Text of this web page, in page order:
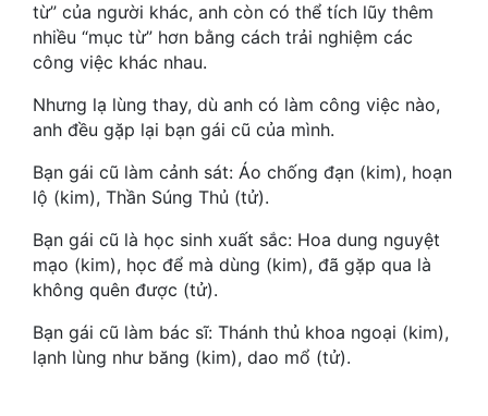
Hệ Thống
Học Đường
Khoa Huyễn
Kinh Dị
Kiếm Hiệp
Kỳ Huyễn
Kỳ Ảo
từ” của người khác, anh còn có thể tích lũy thêm
nhiều “mục từ” hơn bằng cách trải nghiệm các
công việc khác nhau.
Nhưng lạ lùng thay, dù anh có làm công việc nào,
anh đều gặp lại bạn gái cũ của mình.
Bạn gái cũ làm cảnh sát: Áo chống đạn (kim), hoạn
lộ (kim), Thần Súng Thủ (tử).
Bạn gái cũ là học sinh xuất sắc: Hoa dung nguyệt
mạo (kim), học để mà dùng (kim), đã gặp qua là
không quên được (tử).
Bạn gái cũ làm bác sĩ: Thánh thủ khoa ngoại (kim),
lạnh lùng như băng (kim), dao mổ (tử).